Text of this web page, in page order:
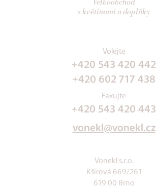
Velkoobchod
s květinami a doplňky
Volejte
+420 543 420 442
+420 602 717 438
Faxujte
+420 543 420 443
vonekl@vonekl.cz
Vonekl s.r.o.
Kšírová 669/261
619 00 Brno